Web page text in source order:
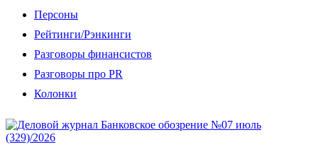
Персоны
Рейтинги/Рэнкинги
Разговоры финансистов
Разговоры про PR
Колонки